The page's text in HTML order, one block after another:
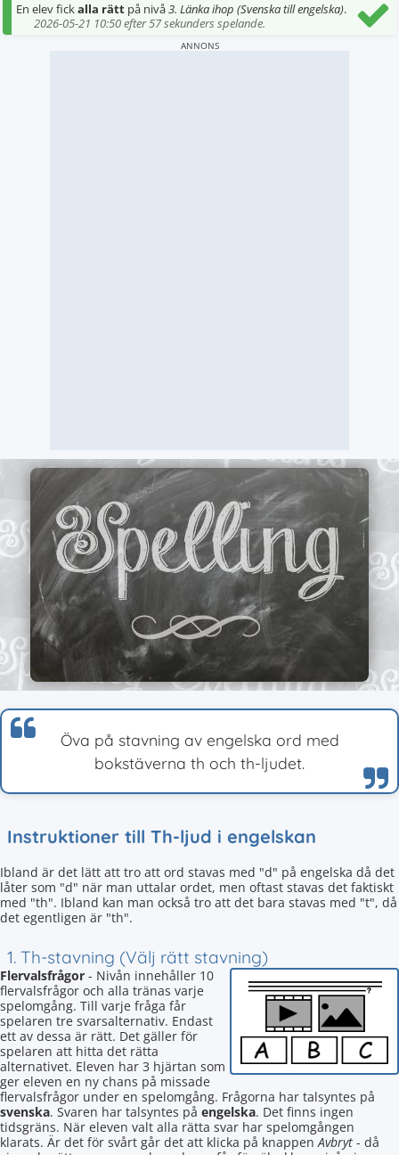
En elev fickalla rätt på nivå3. Länka ihop (Svenska till engelska).
2026-05-21 10:50 efter 57 sekunders spelande.
ANNONS
Öva på stavning av engelska ord med
bokstäverna th och th-ljudet.
Instruktioner till Th-ljud i engelskan
Ibland är det lätt att tro att ord stavas med "d" på engelska då det
låter som "d" när man uttalar ordet, men oftast stavas det faktiskt
med "th". Ibland kan man också tro att det bara stavas med "t", då
det egentligen är "th".
1. Th-stavning (Välj rätt stavning)
Flervalsfrågor - Nivån innehåller 10
flervalsfrågor och alla tränas varje
spelomgång. Till varje fråga får
spelaren tre svarsalternativ. Endast
ett av dessa är rätt. Det gäller för
spelaren att hitta det rätta
alternativet. Eleven har 3 hjärtan som
ger eleven en ny chans på missade
flervalsfrågor under en spelomgång. Frågorna har talsyntes på
svenska. Svaren har talsyntes på engelska. Det finns ingen
tidsgräns. När eleven valt alla rätta svar har spelomgången
klarats. Är det för svårt går det att klicka på knappenAvbryt - då